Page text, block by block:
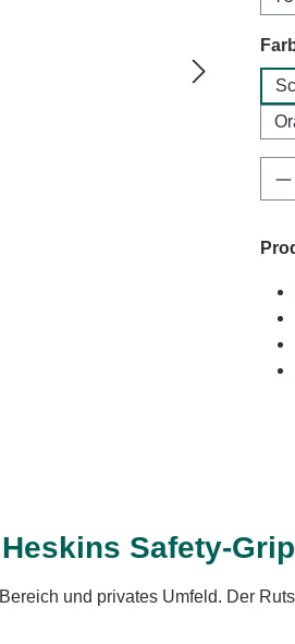
Safety-
und privates Umfeld. Der